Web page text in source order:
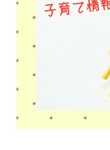
子
て
報
イ
ト”